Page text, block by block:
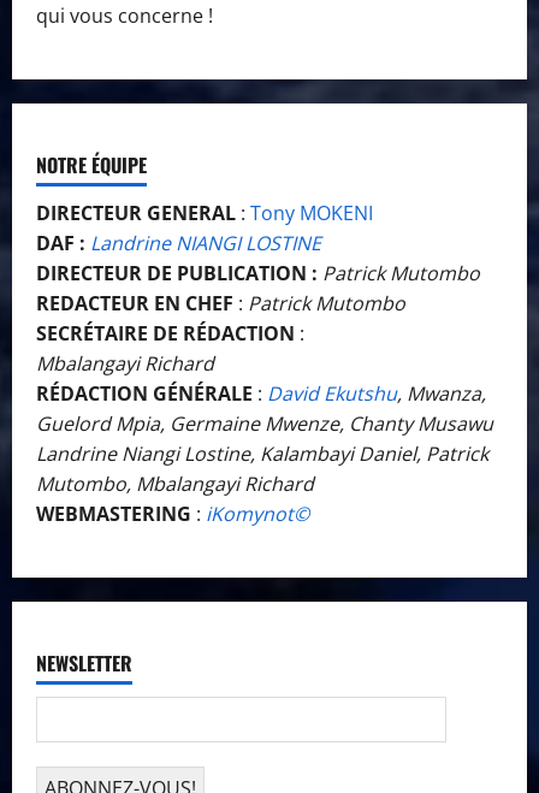
qui vous concerne !
NOTRE ÉQUIPE
DIRECTEUR GENERAL : Tony MOKENI
DAF : Landrine NIANGI LOSTINE
DIRECTEUR DE PUBLICATION : Patrick Mutombo
REDACTEUR EN CHEF : Patrick Mutombo
SECRÉTAIRE DE RÉDACTION :
Mbalangayi Richard
RÉDACTION GÉNÉRALE : David Ekutshu, Mwanza,
Guelord Mpia, Germaine Mwenze, Chanty Musawu
Landrine Niangi Lostine, Kalambayi Daniel, Patrick
Mutombo, Mbalangayi Richard
WEBMASTERING : iKomynot©️
NEWSLETTER